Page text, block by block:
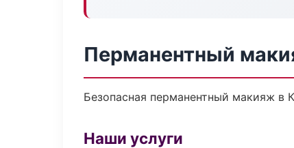
Перманентный
Безопасная перманентный макияж в
Наши услуги